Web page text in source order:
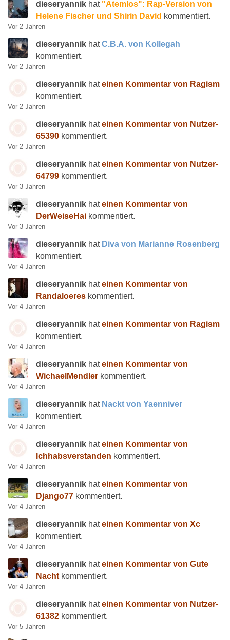
dieseryannik hat "Atemlos": Rap-Version von
Helene Fischer und Shirin David kommentiert.
Vor 2 Jahren
dieseryannik hatC.B.A. von Kollegah
kommentiert.
Vor 2 Jahren
dieseryannik hateinen Kommentar von Ragism
kommentiert.
Vor 2 Jahren
dieseryannik hateinen Kommentar von Nutzer-
65390 kommentiert.
Vor 2 Jahren
dieseryannik hateinen Kommentar von Nutzer-
64799 kommentiert.
Vor 3 Jahren
dieseryannik hateinen Kommentar von
DerWeiseHai kommentiert.
Vor 3 Jahren
dieseryannik hat Diva von Marianne Rosenberg
kommentiert.
Vor 4 Jahren
dieseryannik hateinen Kommentar von
Randaloeres kommentiert.
Vor 4 Jahren
dieseryannik hateinen Kommentar von Ragism
kommentiert.
Vor 4 Jahren
dieseryannik hateinen Kommentar von
WichaelMendler kommentiert.
Vor 4 Jahren
dieseryannik hat Nackt von Yaenniver
kommentiert.
Vor 4 Jahren
dieseryannik hateinen Kommentar von
Ichhabsverstanden kommentiert.
Vor 4 Jahren
dieseryannik hateinen Kommentar von
Django77 kommentiert.
Vor 4 Jahren
dieseryannik hateinen Kommentar von Xc
kommentiert.
Vor 4 Jahren
dieseryannik hateinen Kommentar von Gute
Nacht kommentiert.
Vor 4 Jahren
dieseryannik hateinen Kommentar von Nutzer-
61382 kommentiert.
Vor 5 Jahren